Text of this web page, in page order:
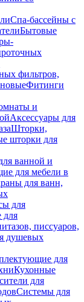
Спа-бассейны с
Бытовые
фильтров,
Фитинги
и
Аксессуары для
Шторки,
шторки для
ванной и
для мебели в
для ванн,
для
для
писсуаров,
душевых
для
Кухонные
для
Системы для